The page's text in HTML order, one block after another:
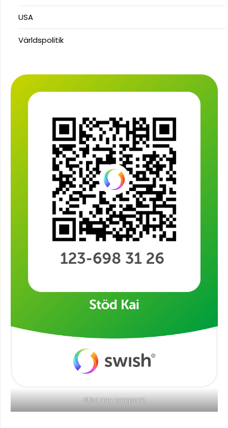
USA
Världspolitik
Stöd min kampanj!